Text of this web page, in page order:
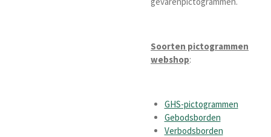
Soorten pictogrammen
webshop:
GHS-pictogrammen
Gebodsborden
Verbodsborden